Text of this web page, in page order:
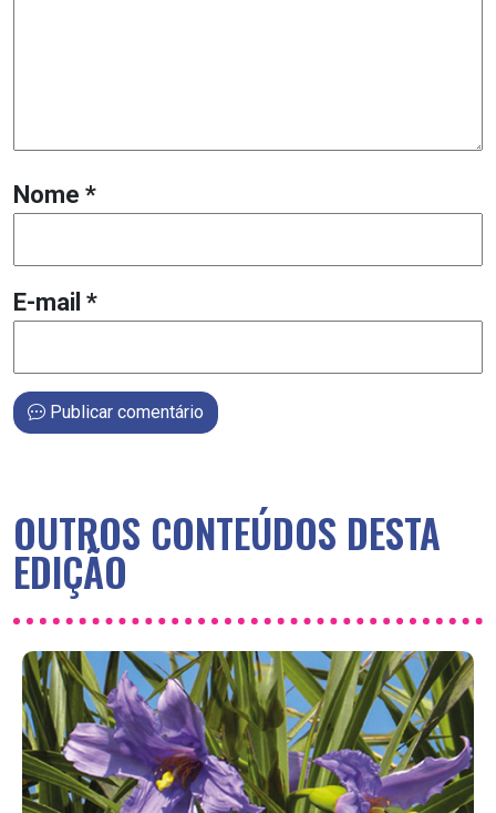
Nome *
E-mail *
Publicar comentário
OUTROS CONTEÚDOS DESTA
EDIÇÃO